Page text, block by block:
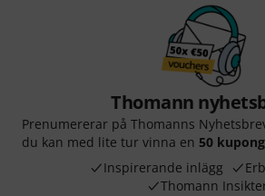
Thomann
Prenumererar på Thomanns
du kan med lite tur vinna en 50 kupong
Inspirerande inlägg
Thomann